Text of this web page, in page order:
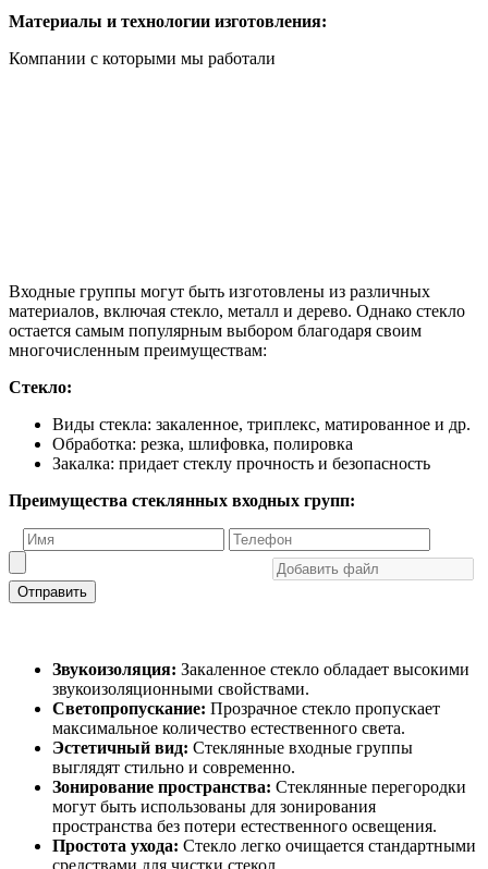
Материалы и технологии изготовления:
Компании с которыми мы работали
Входные группы могут быть изготовлены из различных
материалов, включая стекло, металл и дерево. Однако стекло
остается самым популярным выбором благодаря своим
многочисленным преимуществам:
Стекло:
Виды стекла: закаленное, триплекс, матированное и др.
Обработка: резка, шлифовка, полировка
Закалка: придает стеклу прочность и безопасность
Преимущества стеклянных входных групп:
Отправить
Звукоизоляция: Закаленное стекло обладает высокими
звукоизоляционными свойствами.
Светопропускание: Прозрачное стекло пропускает
максимальное количество естественного света.
Эстетичный вид: Стеклянные входные группы
выглядят стильно и современно.
Зонирование пространства: Стеклянные перегородки
могут быть использованы для зонирования
пространства без потери естественного освещения.
Простота ухода: Стекло легко очищается стандартными
средствами для чистки стекол.